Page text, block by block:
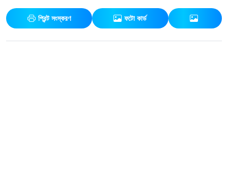
প্রিন্ট সংস্করণ ফটো কার্ড